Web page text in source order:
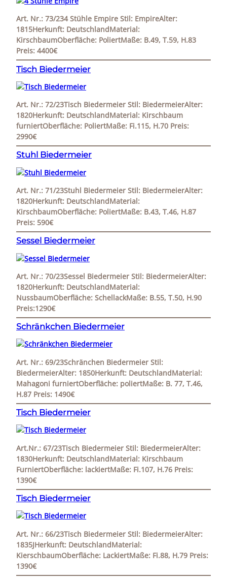
Art. Nr.: 73/234 Stühle Empire Stil: EmpireAlter:
1815Herkunft: DeutschlandMaterial:
KirschbaumOberfläche: PoliertMaße: B.49, T.59, H.83
Preis: 4400€
Tisch Biedermeier
Art. Nr.: 72/23Tisch Biedermeier Stil: BiedermeierAlter:
1820Herkunft: DeutschlandMaterial: Kirschbaum
furniertOberfläche: PoliertMaße: Fi.115, H.70 Preis:
2990€
Stuhl Biedermeier
Art. Nr.: 71/23Stuhl Biedermeier Stil: BiedermeierAlter:
1820Herkunft: DeutschlandMaterial:
KirschbaumOberfläche: PoliertMaße: B.43, T.46, H.87
Preis: 590€
Sessel Biedermeier
Art. Nr.: 70/23Sessel Biedermeier Stil: BiedermeierAlter:
1820Herkunft: DeutschlandMaterial:
NussbaumOberfläche: SchellackMaße: B.55, T.50, H.90
Preis:1290€
Schränkchen Biedermeier
Art. Nr.: 69/23Schränchen Biedermeier Stil:
BiedermeierAlter: 1850Herkunft: DeutschlandMaterial:
Mahagoni furniertOberfläche: poliertMaße: B. 77, T.46,
H.87 Preis: 1490€
Tisch Biedermeier
Art.Nr.: 67/23Tisch Biedermeier Stil: BiedermeierAlter:
1830Herkunft: DeutschlandMaterial: Kirschbaum
FurniertOberfläche: lackiertMaße: Fi.107, H.76 Preis:
1390€
Tisch Biedermeier
Art. Nr.: 66/23Tisch Biedermeier Stil: BiedermeierAlter:
1835JHerkunft: DeutschlandMaterial:
KierschbaumOberfläche: LackiertMaße: Fi.88, H.79 Preis:
1390€